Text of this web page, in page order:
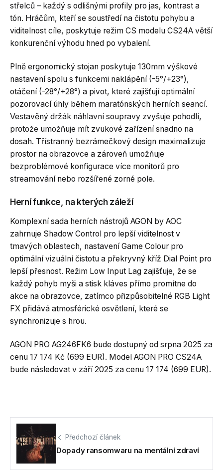
střelců – každý s odlišnými profily pro jas, kontrast a
tón. Hráčům, kteří se soustředí na čistotu pohybu a
viditelnost cíle, poskytuje režim CS modelu CS24A větší
konkurenční výhodu hned po vybalení.
Plně ergonomický stojan poskytuje 130mm výškové
nastavení spolu s funkcemi naklápění (-5°/+23°),
otáčení (-28°/+28°) a pivot, které zajišťují optimální
pozorovací úhly během maratónských herních seancí.
Vestavěný držák náhlavní soupravy zvyšuje pohodlí,
protože umožňuje mít zvukové zařízení snadno na
dosah. Třístranný bezrámečkový design maximalizuje
prostor na obrazovce a zároveň umožňuje
bezproblémové konfigurace více monitorů pro
streamování nebo rozšířené zorné pole.
Herní funkce, na kterých záleží
Komplexní sada herních nástrojů AGON by AOC
zahrnuje Shadow Control pro lepší viditelnost v
tmavých oblastech, nastavení Game Colour pro
optimální vizuální čistotu a překryvný kříž Dial Point pro
lepší přesnost. Režim Low Input Lag zajišťuje, že se
každý pohyb myši a stisk kláves přímo promítne do
akce na obrazovce, zatímco přizpůsobitelné RGB Light
FX přidává atmosférické osvětlení, které se
synchronizuje s hrou.
AGON PRO AG246FK6 bude dostupný od srpna 2025 za
cenu 17 174 Kč (699 EUR). Model AGON PRO CS24A
bude následovat v září 2025 za cenu 17 174 (699 EUR).
Předchozí článek
Dopady ransomwaru na mentální zdraví